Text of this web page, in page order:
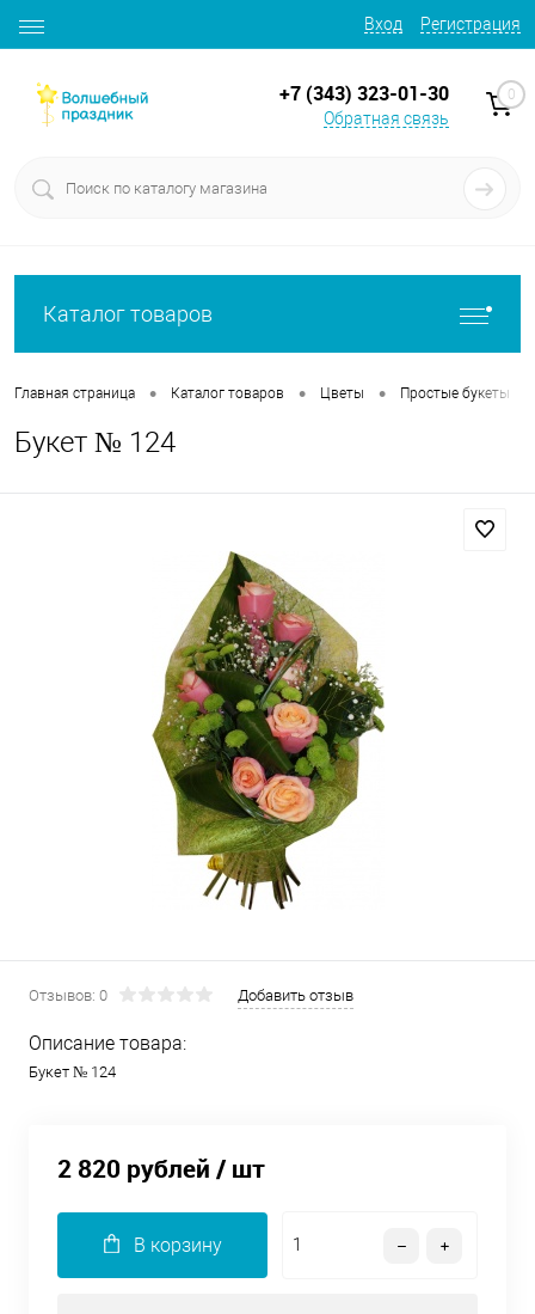
Вход Регистрация
+7 (343) 323-01-30
Обратная связь
0
Каталог товаров
Главная страница • Каталог товаров • Цветы • Простые букеты
Букет № 124
Отзывов: 0 Добавить отзыв
Описание товара:
Букет № 124
2 820 рублей / шт
В корзину